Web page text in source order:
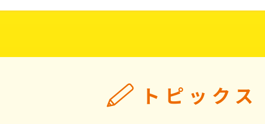
トピックス